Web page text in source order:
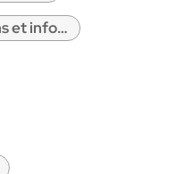
Télécommunications et informatique